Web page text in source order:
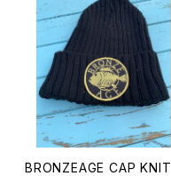
BRONZEAGE CAP KNIT